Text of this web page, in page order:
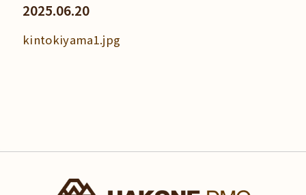
2025.06.20
kintokiyama1.jpg